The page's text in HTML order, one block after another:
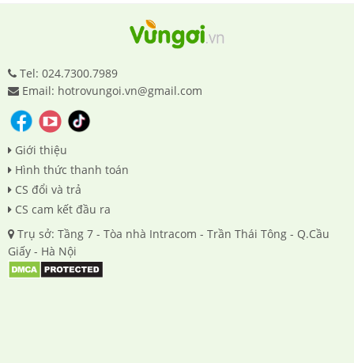
Tel: 024.7300.7989
Email: hotrovungoi.vn@gmail.com
Giới thiệu
Hình thức thanh toán
CS đổi và trả
CS cam kết đầu ra
Trụ sở: Tầng 7 - Tòa nhà Intracom - Trần Thái Tông - Q.Cầu
Giấy - Hà Nội